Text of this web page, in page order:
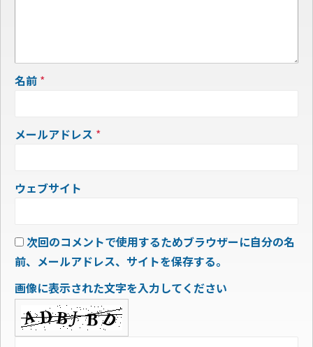
名前 *
メールアドレス *
ウェブサイト
次回のコメントで使用するためブラウザーに自分の名
前、メールアドレス、サイトを保存する。
画像に表示された文字を入力してください